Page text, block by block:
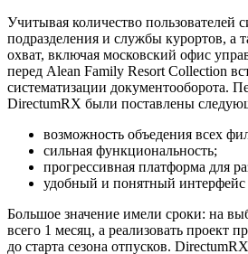
Учитывая количество пользователей
подразделения и службы курортов, а
охват, включая московский офис
перед Alean Family Resort Collection
систематизации документооборота.
DirectumRX были поставлены
возможность объедения всех
cильная функциональность;
прогрессивная платформа для
удобный и понятный интерфейс
Большое значение имели сроки: на
всего 1 месяц, а реализовать проект
до старта сезона отпусков.